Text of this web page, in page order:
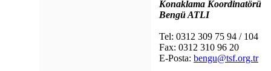
Konaklama Koordinatörü
Bengü ATLI
Tel: 0312 309 75 94 / 104
Fax: 0312 310 96 20
E-Posta: bengu@tsf.org.tr